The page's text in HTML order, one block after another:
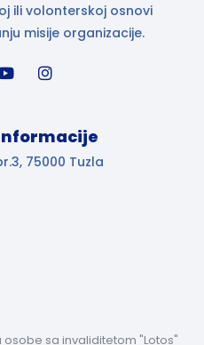
ili volonterskoj osnovi
misije organizacije.
75000 Tuzla
sa invaliditetom "Lotos"